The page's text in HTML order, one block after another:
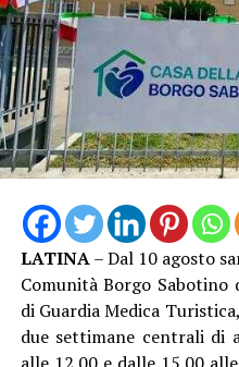
LATINA– Dal 10 agosto
Comunità Borgo
di Guardia Medica
due settimane centrali di
alle 12.00 e dalle 15.00